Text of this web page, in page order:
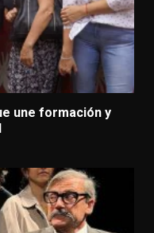
une formación y